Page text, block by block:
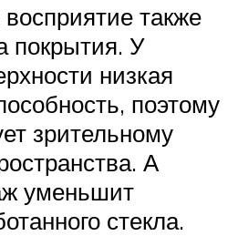
также
покрытия. У
низкая
поэтому
зрительному
А
уменьшит
стекла.